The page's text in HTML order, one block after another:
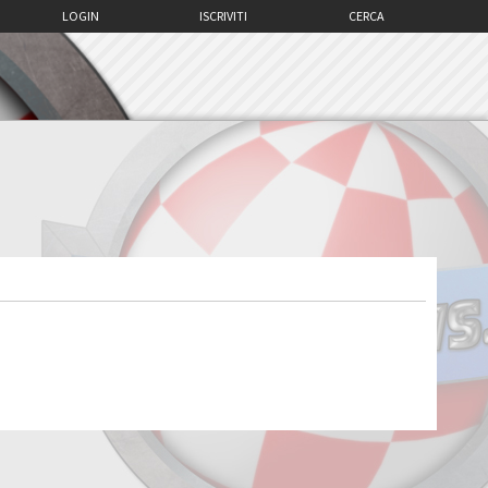
CERCA
ISCRIVITI
LOGIN